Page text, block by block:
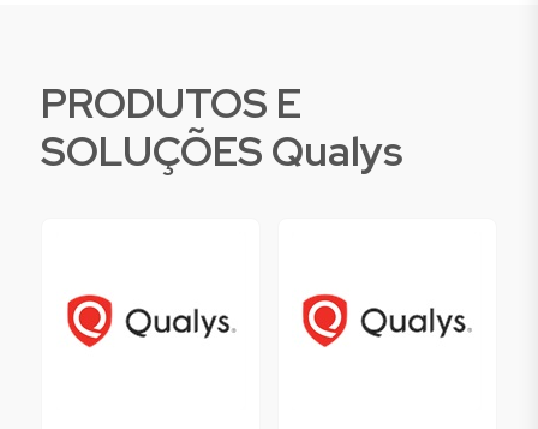
PRODUTOS E
SOLUÇÕES Qualys